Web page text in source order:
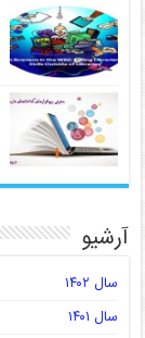
آرشیو
سال ۱۴۰۲
سال ۱۴۰۱